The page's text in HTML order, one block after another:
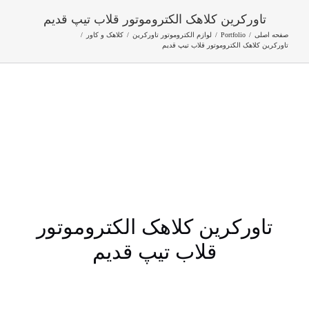
تاورکرین کلاهک الکتروموتور قلاب تیپ قدیم
صفحه اصلی Portfolio لوازم الکتروموتور تاورکرین
کلاهک و کاور
تاورکرین کلاهک الکتروموتور قلاب تیپ قدیم
تاورکرین کلاهک الکتروموتور
قلاب تیپ قدیم